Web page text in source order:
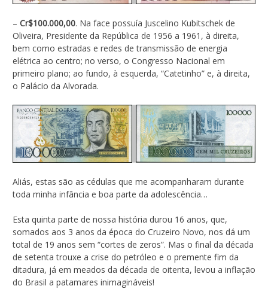
– Cr$100.000,00. Na face possuía Juscelino Kubitschek de
Oliveira, Presidente da República de 1956 a 1961, à direita,
bem como estradas e redes de transmissão de energia
elétrica ao centro; no verso, o Congresso Nacional em
primeiro plano; ao fundo, à esquerda, “Catetinho” e, à direita,
o Palácio da Alvorada.
Aliás, estas são as cédulas que me acompanharam durante
toda minha infância e boa parte da adolescência…
Esta quinta parte de nossa história durou 16 anos, que,
somados aos 3 anos da época do Cruzeiro Novo, nos dá um
total de 19 anos sem “cortes de zeros”. Mas o final da década
de setenta trouxe a crise do petróleo e o premente fim da
ditadura, já em meados da década de oitenta, levou a inflação
do Brasil a patamares inimagináveis!